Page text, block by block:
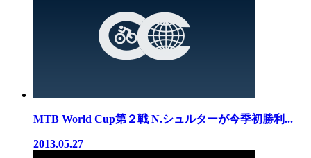
MTB World Cup第２戦 N.シュルターが今季初勝利...
2013.05.27